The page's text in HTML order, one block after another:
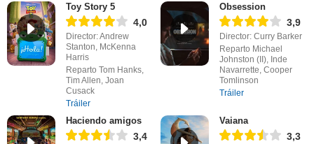
Toy Story 5
4,0
Director: Andrew
Stanton, McKenna
Harris
Reparto Tom Hanks,
Tim Allen, Joan
Cusack
Tráiler
Obsession
3,9
Director: Curry Barker
Reparto Michael
Johnston (II), Inde
Navarrette, Cooper
Tomlinson
Tráiler
Haciendo amigos
3,4
Vaiana
3,3